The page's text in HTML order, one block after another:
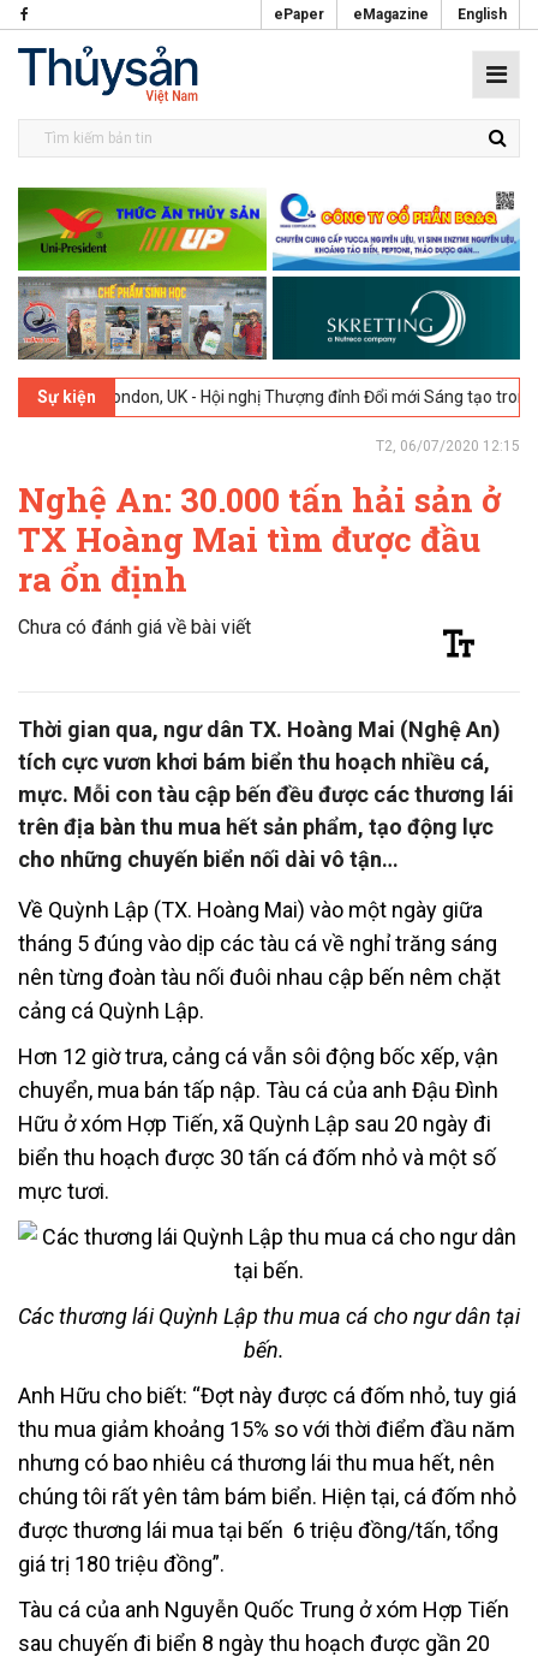
ePaper eMagazine English
Sự kiện
London, UK - Hội nghị Thượng đỉnh Đổi mới Sáng tạo trong Ngành
T2, 06/07/2020 12:15
Nghệ An: 30.000 tấn hải sản ở
TX Hoàng Mai tìm được đầu
ra ổn định
Chưa có đánh giá về bài viết
Thời gian qua, ngư dân TX. Hoàng Mai (Nghệ An)
tích cực vươn khơi bám biển thu hoạch nhiều cá,
mực. Mỗi con tàu cập bến đều được các thương lái
trên địa bàn thu mua hết sản phẩm, tạo động lực
cho những chuyến biển nối dài vô tận…
Về Quỳnh Lập (TX. Hoàng Mai) vào một ngày giữa
tháng 5 đúng vào dịp các tàu cá về nghỉ trăng sáng
nên từng đoàn tàu nối đuôi nhau cập bến nêm chặt
cảng cá Quỳnh Lập.
Hơn 12 giờ trưa, cảng cá vẫn sôi động bốc xếp, vận
chuyển, mua bán tấp nập. Tàu cá của anh Đậu Đình
Hữu ở xóm Hợp Tiến, xã Quỳnh Lập sau 20 ngày đi
biển thu hoạch được 30 tấn cá đốm nhỏ và một số
mực tươi.
Các thương lái Quỳnh Lập thu mua cá cho ngư dân tại
bến.
Anh Hữu cho biết: “Đợt này được cá đốm nhỏ, tuy giá
thu mua giảm khoảng 15% so với thời điểm đầu năm
nhưng có bao nhiêu cá thương lái thu mua hết, nên
chúng tôi rất yên tâm bám biển. Hiện tại, cá đốm nhỏ
được thương lái mua tại bến 6 triệu đồng/tấn, tổng
giá trị 180 triệu đồng”.
Tàu cá của anh Nguyễn Quốc Trung ở xóm Hợp Tiến
sau chuyến đi biển 8 ngày thu hoạch được gần 20